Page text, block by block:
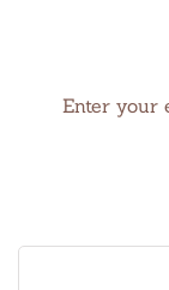
Enter your